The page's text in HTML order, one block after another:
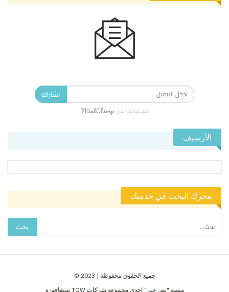
اشتراك
مدعومة من
الأرشيف
محرك البحث في خدمتك
جميع الحقوق محفوظة | 2023 ©
منصة "نص خبر" احدى مجموعة شركات TGW سنغافورة